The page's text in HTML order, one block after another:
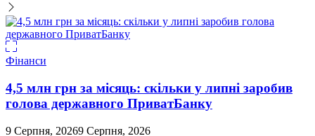
Фінанси
4,5 млн грн за місяць: скільки у липні заробив
голова державного ПриватБанку
9 Серпня, 20269 Серпня, 2026